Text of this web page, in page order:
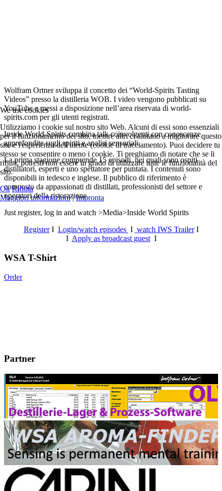
Wolfram Ortner sviluppa il concetto dei “World-Spirits Tasting
Videos” presso la distilleria WOB. I video vengono pubblicati su
YouTube e messi a disposizione nell’area riservata di world-
spirits.com per gli utenti registrati.
Inside World-Spirits combina talk coinvolgenti con conoscenze
approfondite sugli spiriti e analisi sensoriali.
La prima stagione comprende 15 episodi, nei quali sono ospiti
distillatori, esperti e uno spettatore per puntata. I contenuti sono
disponibili in tedesco e inglese. Il pubblico di riferimento è
composto da appassionati di distillati, professionisti del settore e
operatori della ristorazione.
Just register, log in and watch >Media>Inside World Spirits
RegisterI Login/watch episodes I watch IWS TrailerI
I Apply as broadcast guestI
WSA T-Shirt
Order
Partner
We use cookies
Utilizziamo i cookie sul nostro sito Web. Alcuni di essi sono essenziali
per il funzionamento del sito, mentre altri ci aiutano a migliorare questo
sito e l'esperienza dell'utente (cookie di tracciamento). Puoi decidere tu
stesso se consentire o meno i cookie. Ti preghiamo di notare che se li
rifiuti, potresti non essere in grado di utilizzare tutte le funzionalità del
sito.
Ok Rifiuta
Maggiori informazioni|Impronta